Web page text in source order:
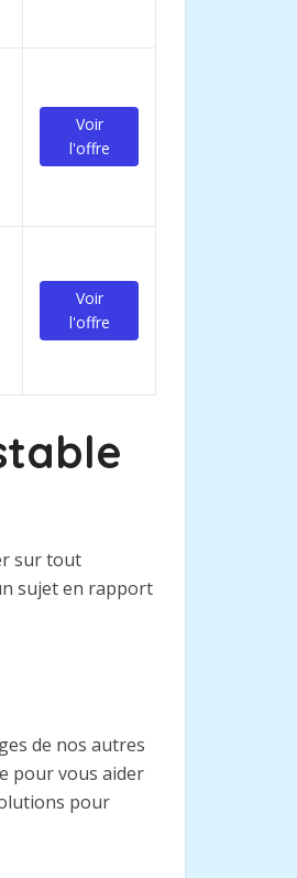
Voir
l'offre
Voir
l'offre
sur tout
sujet en rapport
de nos autres
pour vous aider
pour